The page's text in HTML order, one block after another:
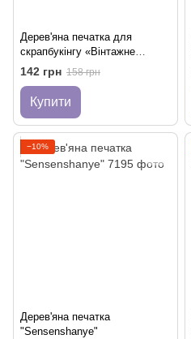
Дерев'яна печатка для
скрапбукінгу «Вінтажне
Дзеркало / Лупа» в
декоративній дерев'яній
коробочці
142 грн 158 грн
Купити
−10%
Дерев'яна печатка
"Sensenshanye"